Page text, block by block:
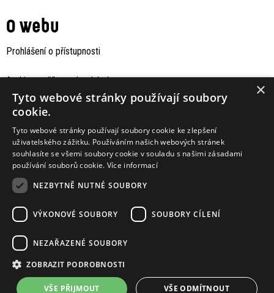
O webu
Prohlášení o přístupnosti
Archiv staršího webu Jaboku
Podporují nás
×
Tyto webové stránky používají soubory
cookie.
Tyto webové stránky používají soubory cookie ke zlepšení
uživatelského zážitku. Používáním našich webových stránek
souhlasíte se všemi soubory cookie v souladu s našimi zásadami
používání souborů cookie. Více informací
NEZBYTNĚ NUTNÉ SOUBORY
VÝKONOVÉ SOUBORY SOUBORY CÍLENÍ
NEZAŘAZENÉ SOUBORY
ZOBRAZIT PODROBNOSTI
VŠE PŘIJMOUT VŠE ODMÍTNOUT